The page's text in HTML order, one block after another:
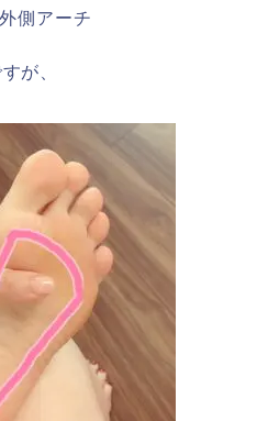
側アーチ
が、